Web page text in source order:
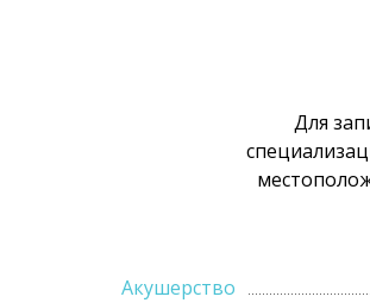
Для
Акушерство